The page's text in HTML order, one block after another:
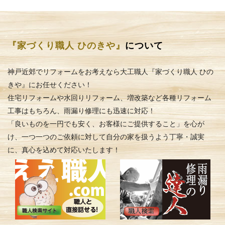
『家づくり職人 ひのきや』 について
神戸近郊でリフォームをお考えなら大工職人『家づくり職人 ひの
きや』にお任せください！
住宅リフォームや水回りリフォーム、増改築など各種リフォーム
工事はもちろん、雨漏り修理にも迅速に対応！
「良いものを一円でも安く、お客様にご提供すること」を心が
け、一つ一つのご依頼に対して自分の家を扱うよう丁寧・誠実
に、真心を込めて対応いたします！